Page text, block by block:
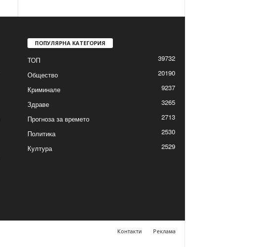
ПОПУЛЯРНА КАТЕГОРИЯ
ТОП
39732
Общество
20190
Криминале
9237
Здраве
3265
Прогноза за времето
2713
Политика
2530
Култура
2529
Контакти Реклама